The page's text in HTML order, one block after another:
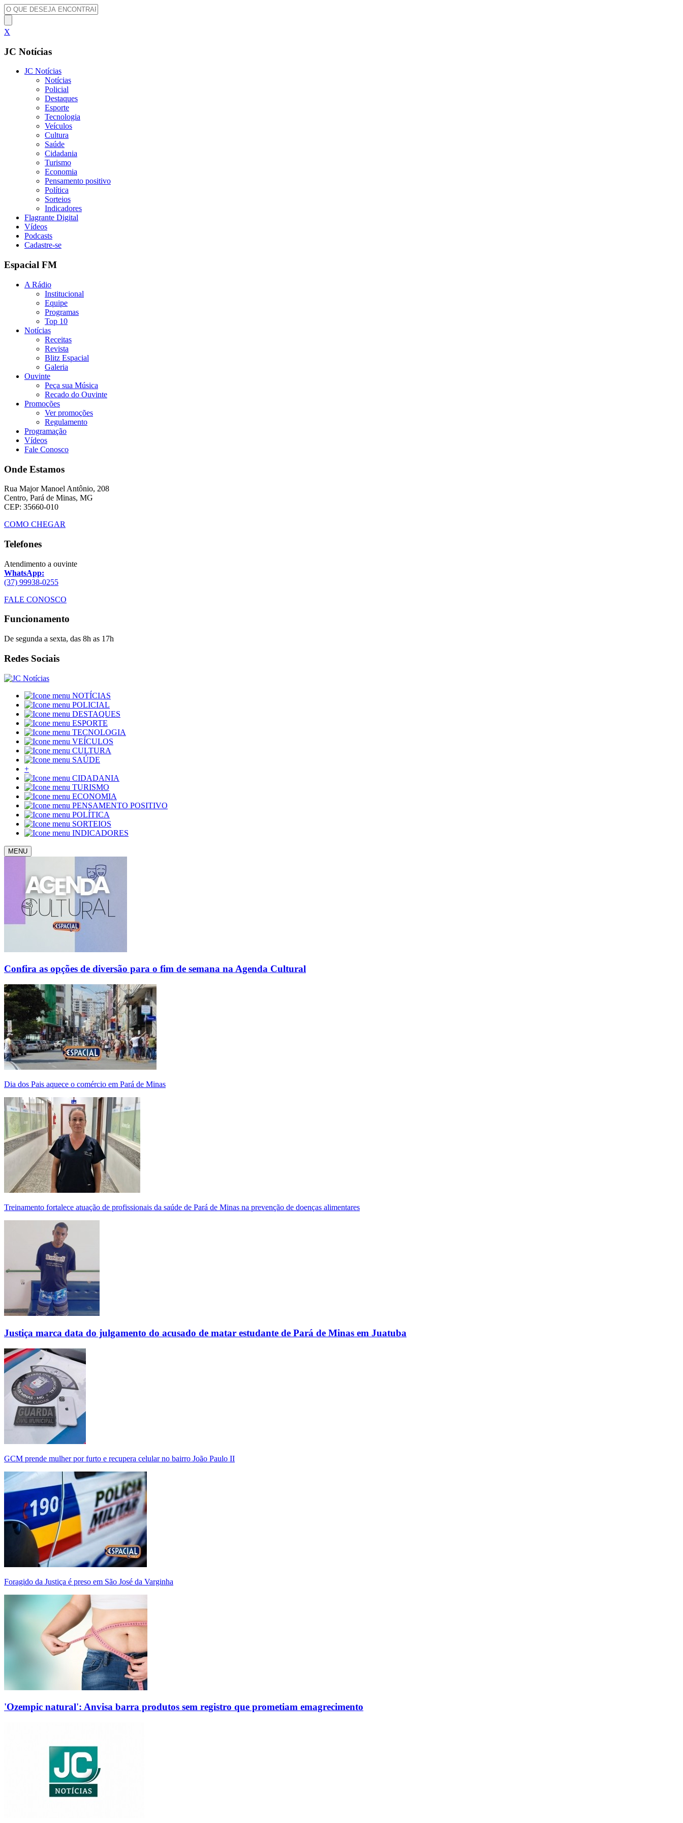
X
JC Notícias
JC Notícias
Notícias
Policial
Destaques
Esporte
Tecnologia
Veículos
Cultura
Saúde
Cidadania
Turismo
Economia
Pensamento positivo
Política
Sorteios
Indicadores
Flagrante Digital
Vídeos
Podcasts
Cadastre-se
Espacial FM
A Rádio
Institucional
Equipe
Programas
Top 10
Notícias
Receitas
Revista
Blitz Espacial
Galeria
Ouvinte
Peça sua Música
Recado do Ouvinte
Promoções
Ver promoções
Regulamento
Programação
Vídeos
Fale Conosco
Onde Estamos
Rua Major Manoel Antônio, 208
Centro, Pará de Minas, MG
CEP: 35660-010
COMO CHEGAR
Telefones
Atendimento a ouvinte
WhatsApp:
(37) 99938-0255
FALE CONOSCO
Funcionamento
De segunda a sexta, das 8h as 17h
Redes Sociais
NOTÍCIAS
POLICIAL
DESTAQUES
ESPORTE
TECNOLOGIA
VEÍCULOS
CULTURA
SAÚDE
+
CIDADANIA
TURISMO
ECONOMIA
PENSAMENTO POSITIVO
POLÍTICA
SORTEIOS
INDICADORES
MENU
Confira as opções de diversão para o fim de semana na Agenda Cultural
Dia dos Pais aquece o comércio em Pará de Minas
Treinamento fortalece atuação de profissionais da saúde de Pará de Minas na prevenção de doenças alimentares
Justiça marca data do julgamento do acusado de matar estudante de Pará de Minas em Juatuba
GCM prende mulher por furto e recupera celular no bairro João Paulo II
Foragido da Justiça é preso em São José da Varginha
'Ozempic natural': Anvisa barra produtos sem registro que prometiam emagrecimento